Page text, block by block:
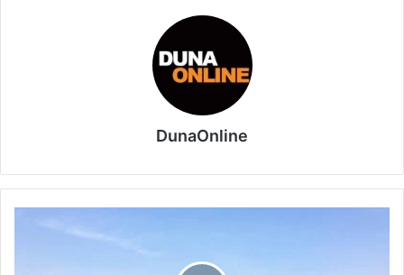
DunaOnline